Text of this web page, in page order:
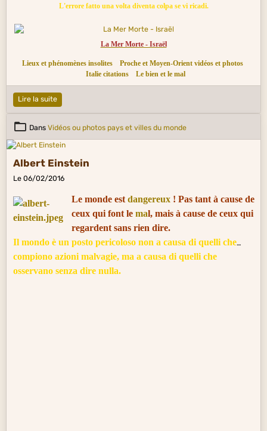
L'errore fatto una volta diventa colpa se vi ricadi.
La Mer Morte - Israël
Lieux et phénomènes insolites
Proche et Moyen-Orient vidéos et photos
Italie citations
Le bien et le mal
Lire la suite
Dans Vidéos ou photos pays et villes du monde
Albert Einstein
Le 06/02/2016
Le monde est dangereux! Pas tant à cause de
ceux qui font le mal, mais à cause de ceux qui
regardent sans rien dire.
Il mondo è un posto pericoloso non a causa di quelli che
compiono azioni malvagie, ma a causa di quelli che
osservano senza dire nulla.